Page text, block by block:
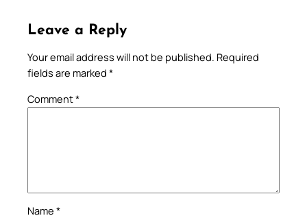
Leave a Reply
Your email address will not be published. Required
fields are marked *
Comment*
Name *